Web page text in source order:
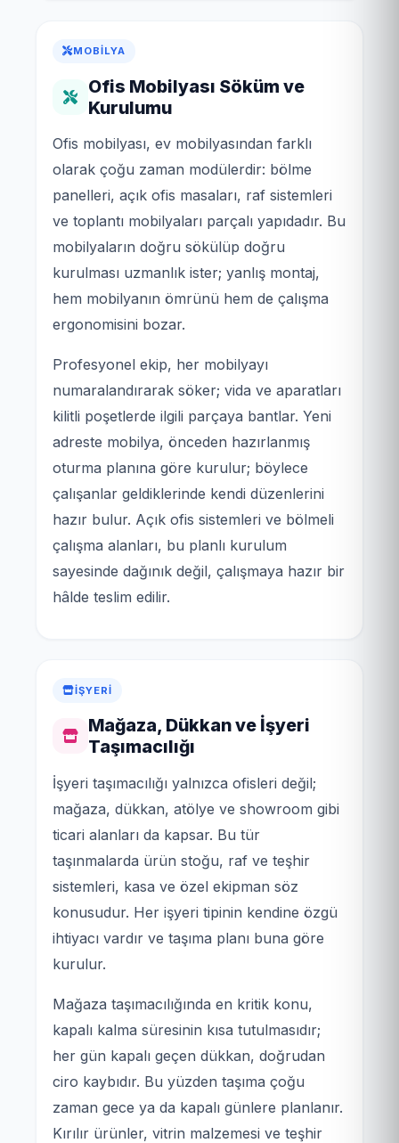
MOBILYA
Ofis Mobilyası Söküm ve
Kurulumu
Ofis mobilyası, ev mobilyasından farklı
olarak çoğu zaman modülerdir: bölme
panelleri, açık ofis masaları, raf sistemleri
ve toplantı mobilyaları parçalı yapıdadır. Bu
mobilyaların doğru sökülüp doğru
kurulması uzmanlık ister; yanlış montaj,
hem mobilyanın ömrünü hem de çalışma
ergonomisini bozar.
Profesyonel ekip, her mobilyayı
numaralandırarak söker; vida ve aparatları
kilitli poşetlerde ilgili parçaya bantlar. Yeni
adreste mobilya, önceden hazırlanmış
oturma planına göre kurulur; böylece
çalışanlar geldiklerinde kendi düzenlerini
hazır bulur. Açık ofis sistemleri ve bölmeli
çalışma alanları, bu planlı kurulum
sayesinde dağınık değil, çalışmaya hazır bir
hâlde teslim edilir.
İŞYERI
Mağaza, Dükkan ve İşyeri
Taşımacılığı
İşyeri taşımacılığı yalnızca ofisleri değil;
mağaza, dükkan, atölye ve showroom gibi
ticari alanları da kapsar. Bu tür
taşınmalarda ürün stoğu, raf ve teşhir
sistemleri, kasa ve özel ekipman söz
konusudur. Her işyeri tipinin kendine özgü
ihtiyacı vardır ve taşıma planı buna göre
kurulur.
Mağaza taşımacılığında en kritik konu,
kapalı kalma süresinin kısa tutulmasıdır;
her gün kapalı geçen dükkan, doğrudan
ciro kaybıdır. Bu yüzden taşıma çoğu
zaman gece ya da kapalı günlere planlanır.
Kırılır ürünler, vitrin malzemesi ve teşhir